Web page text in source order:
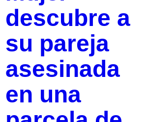
descubre a
su pareja
asesinada
en una